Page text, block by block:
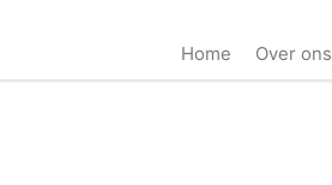
Home Over ons